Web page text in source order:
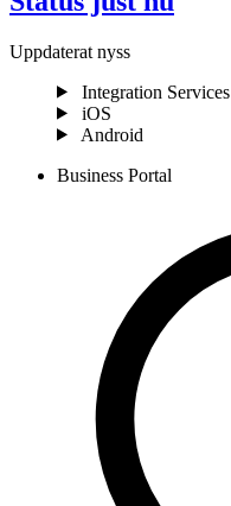
Uppdaterat nyss
Integration Services
iOS
Android
Business Portal